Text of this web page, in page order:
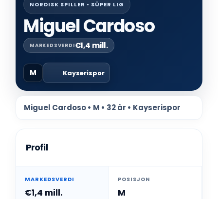
NORDISK SPILLER • SÜPER LIG
Miguel Cardoso
MARKEDSVERDI€1,4 mill.
M Kayserispor
Miguel Cardoso • M • 32 år • Kayserispor
Profil
MARKEDSVERDI
€1,4 mill.
POSISJON
M